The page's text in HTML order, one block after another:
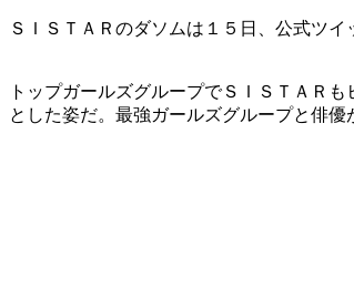
ＳＩＳＴＡＲのダソムは１５日、公式ツ
トップガールズグループでＳＩＳＴＡＲ
とした姿だ。最強ガールズグループと俳優